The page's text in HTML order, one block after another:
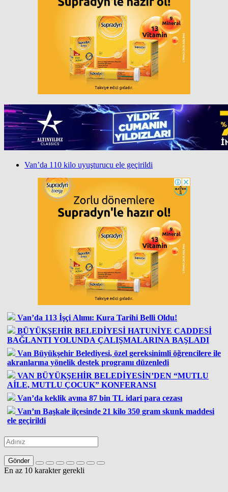
Van’da 110 kilo uyuşturucu ele geçirildi
Van’da 113 İşçi Alımı: Kura Tarihi Belli Oldu!
BÜYÜKŞEHİR BELEDİYESİ HATUNİYE CADDESİ
BAĞLANTI YOLUNDA ÇALIŞMALARINA BAŞLADI
Van Büyükşehir Belediyesi, özel gereksinimli öğrencilere ile
akranlarına yönelik destek programı düzenledi
VAN BÜYÜKŞEHİR BELEDİYESİN’DEN “MUTLU
AİLE, MUTLU ÇOCUK” KONFERANSI
Van’da keklik avına 87 bin TL idari para cezası
Van’ın Başkale ilçesinde 21 kilo 350 gram skunk maddesi
ele geçirildi
Gönder
En az 10 karakter gerekli